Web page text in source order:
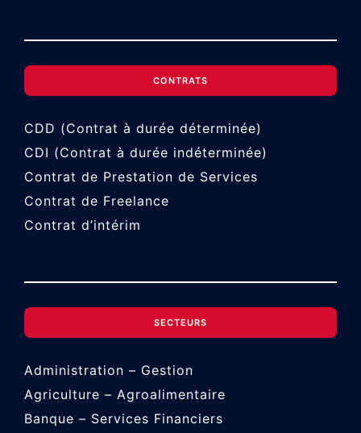
CONTRATS
CDD (Contrat à durée déterminée)
CDI (Contrat à durée indéterminée)
Contrat de Prestation de Services
Contrat de Freelance
Contrat d’intérim
SECTEURS
Administration – Gestion
Agriculture – Agroalimentaire
Banque – Services Financiers